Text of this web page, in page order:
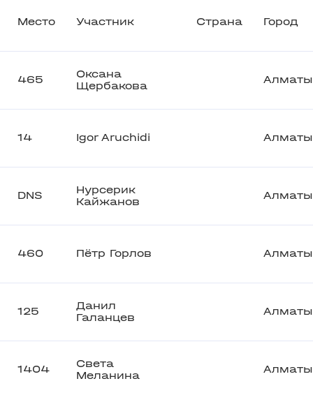
Место Участник Страна Город
465
Оксана
Щербакова
Алматы
14 Igor Aruchidi Алматы
DNS
Нурсерик
Кайжанов
Алматы
460 Пётр Горлов Алматы
125
Данил
Галанцев
Алматы
1404
Света
Меланина
Алматы